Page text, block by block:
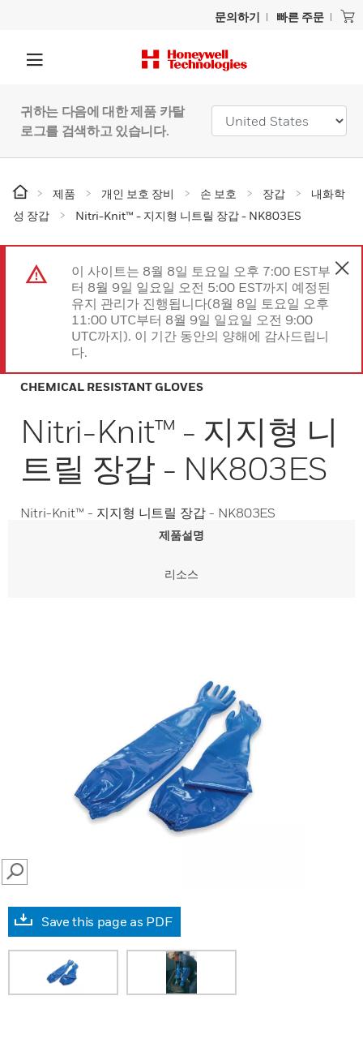
문의하기 빠른 주문
귀하는 다음에 대한 제품 카탈
로그를 검색하고 있습니다.
제품 개인 보호 장비 손 보호 장갑
내화학
성 장갑
Nitri-Knit™ - 지지형 니트릴 장갑 - NK803ES
이 사이트는 8월 8일 토요일 오후 7:00 EST부
터 8월 9일 일요일 오전 5:00 EST까지 예정된
유지 관리가 진행됩니다(8월 8일 토요일 오후
11:00 UTC부터 8월 9일 일요일 오전 9:00
UTC까지). 이 기간 동안의 양해에 감사드립니
다.
CHEMICAL RESISTANT GLOVES
Nitri-Knit™ - 지지형 니
트릴 장갑 - NK803ES
Nitri-Knit™ - 지지형 니트릴 장갑 - NK803ES
제품설명
리소스
SEARCH
Save this page as PDF